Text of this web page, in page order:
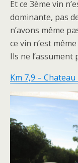
Et ce 3ème vin
dominante, pas
n’avons même
ce vin n’est
Ils ne l’assument
Km 7,9 –